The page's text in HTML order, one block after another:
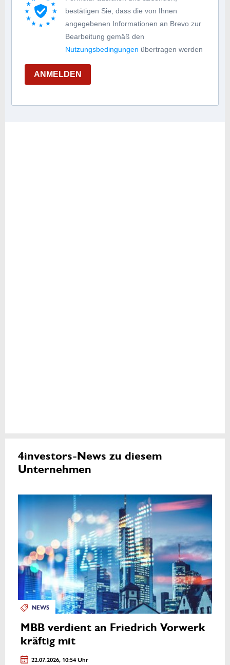
bestätigen Sie, dass die von Ihnen
angegebenen Informationen an Brevo zur
Bearbeitung gemäß den
Nutzungsbedingungen übertragen werden
ANMELDEN
4investors-News zu diesem
Unternehmen
NEWS
MBB verdient an Friedrich Vorwerk
kräftig mit
22.07.2026, 10:54 Uhr